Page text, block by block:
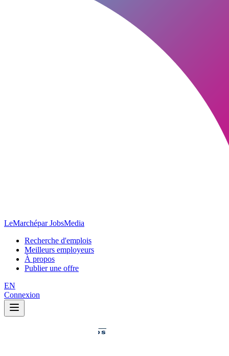
LeMarchépar JobsMedia
Recherche d'emplois
Meilleurs employeurs
À propos
Publier une offre
EN
Connexion